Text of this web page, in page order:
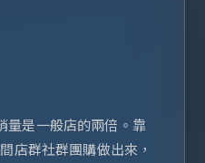
量是一般店的兩倍。靠
店群社群團購做出來，